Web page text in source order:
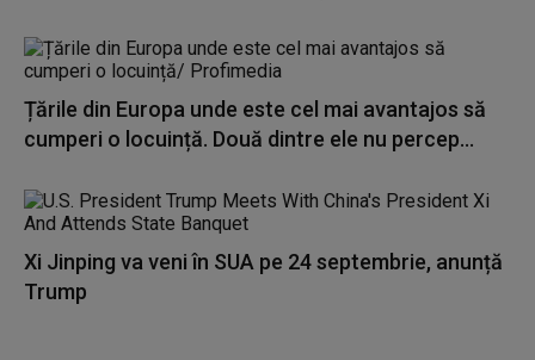
Țările din Europa unde este cel mai avantajos să
cumperi o locuință. Două dintre ele nu percep...
Xi Jinping va veni în SUA pe 24 septembrie, anunță
Trump